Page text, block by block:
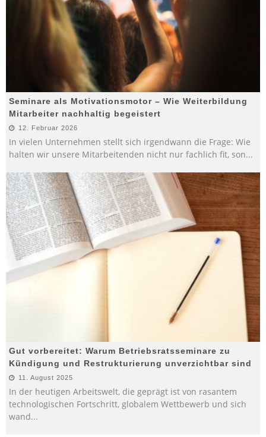
Seminare als Motivationsmotor – Wie Weiterbildung
Mitarbeiter nachhaltig begeistert
12. Februar 2026
In vielen Unternehmen stellt sich irgendwann die Frage: Wie
halten wir unsere Mitarbeitenden nicht nur fachlich fit, son...
Gut vorbereitet: Warum Betriebsratsseminare zu
Kündigung und Restrukturierung unverzichtbar sind
11. August 2025
In der heutigen Arbeitswelt, die geprägt ist von rasantem
technologischen Fortschritt, globalem Wettbewerb und sich
wand...